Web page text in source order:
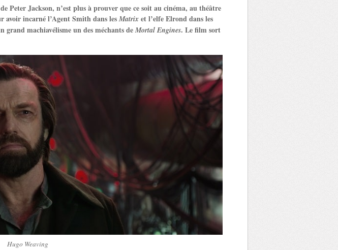
Peter Jackson, n’est plus à prouver que ce soit au cinéma, au théâtre
avoir incarné l’Agent Smith dans lesMatrix et l’elfe Elrond dans les
grand machiavélisme un des méchants deMortal Engines. Le film sort
Hugo Weaving